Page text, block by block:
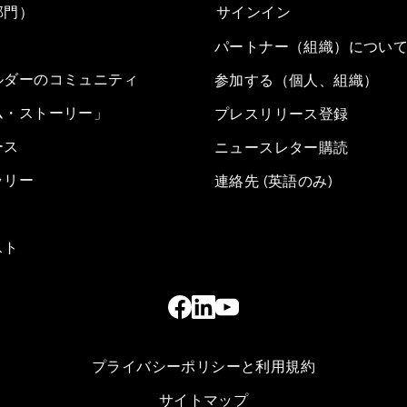
）
ーのコミュニティ
ストーリー」
リー
サインイン
パートナー（組織）につい
参加する（個人、組織）
プレスリリース登録
ニュースレター購読
連絡先 (英語のみ)
プライバシーポリシーと利用規約
サイトマップ